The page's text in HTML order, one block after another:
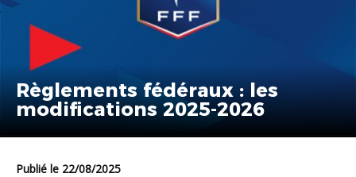
Règlements fédéraux : les
modifications 2025-2026
Publié le 22/08/2025